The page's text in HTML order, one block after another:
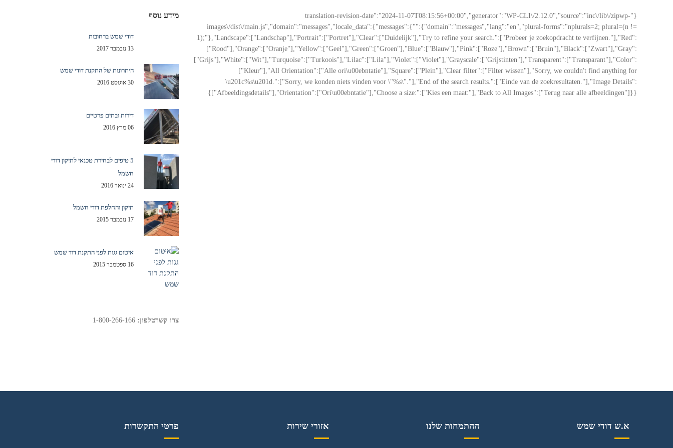
{"translation-revision-date":"2024-11-07T08:15:56+00:00","generator":"WP-CLI\/2.12.0","source":"inc\/lib\/zipwp-
images\/dist\/main.js","domain":"messages","locale_data":{"messages":{"":{"domain":"messages","lang":"en","plural-forms":"nplurals=2; plural=(n !=
1);"},"Landscape":["Landschap"],"Portrait":["Portret"],"Clear":["Duidelijk"],"Try to refine your search.":["Probeer je zoekopdracht te verfijnen."],"Red":
["Rood"],"Orange":["Oranje"],"Yellow":["Geel"],"Green":["Groen"],"Blue":["Blauw"],"Pink":["Roze"],"Brown":["Bruin"],"Black":["Zwart"],"Gray":
["Grijs"],"White":["Wit"],"Turquoise":["Turkoois"],"Lilac":["Lila"],"Violet":["Violet"],"Grayscale":["Grijstinten"],"Transparent":["Transparant"],"Color":
["Kleur"],"All Orientation":["Alle ori\u00ebntatie"],"Square":["Plein"],"Clear filter":["Filter wissen"],"Sorry, we couldn't find anything for
\u201c%s\u201d.":["Sorry, we konden niets vinden voor \"%s\"."],"End of the search results.":["Einde van de zoekresultaten."],"Image Details":
["Afbeeldingsdetails"],"Orientation":["Ori\u00ebntatie"],"Choose a size:":["Kies een maat:"],"Back to All Images":["Terug naar alle afbeeldingen"]}}}
מידע נוסף
דודי שמש ברחובות
13 נובמבר 2017
היתרונות של התקנת דודי שמש
30 אוגוסט 2016
דירות ובתים פרטיים
06 מרץ 2016
5 טיפים לבחירת טכנאי לתיקון דודי
חשמל
24 ינואר 2016
תיקון והחלפת דודי חשמל
17 נובמבר 2015
איטום גגות לפני התקנת דוד שמש
16 ספטמבר 2015
צרו קשרטלפון:
פרטי התקשרות אזורי שירות ההתמחות שלנו א.ש דודי שמש